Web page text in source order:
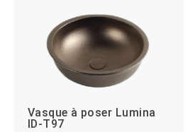
Vasque à poser Lumina
ID-T97